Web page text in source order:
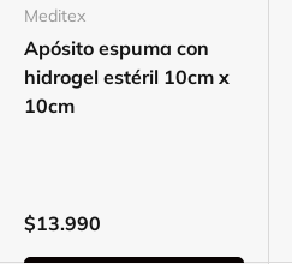
Meditex
Apósito espuma con
hidrogel estéril 10cm x
10cm
$13.990